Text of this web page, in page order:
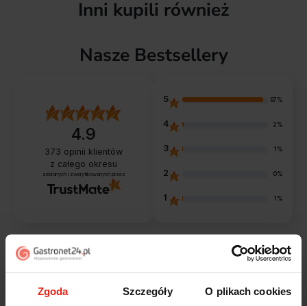
Zgoda Szczegóły O plikach cookies
Inni kupili również
Nasze Bestsellery
4.9
373 opinii klientów
z całego okresu
zebranych i zweryfikowanych przez
5 97%
4 2%
3 1%
2 0%
1 1%
Jak zbieramy opinie?